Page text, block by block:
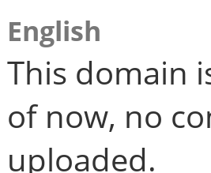
English
This domain
of now, no
uploaded.